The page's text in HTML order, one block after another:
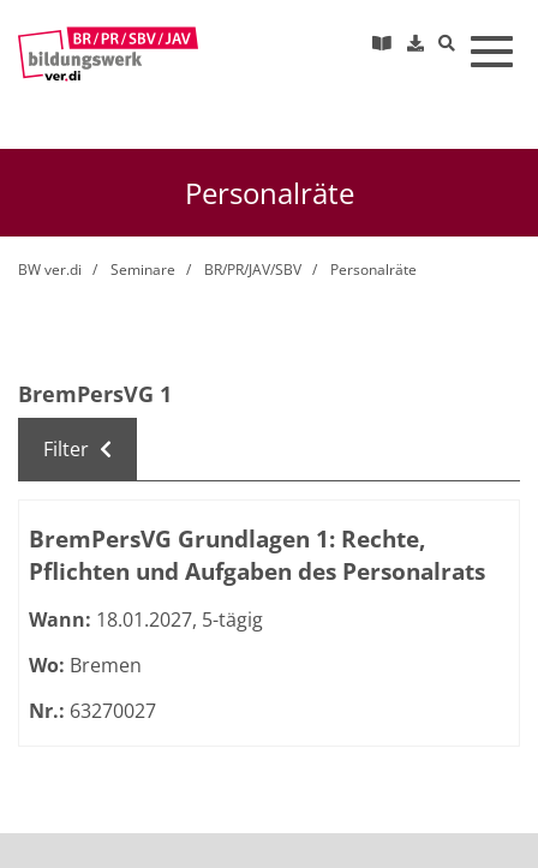
Personalräte
BW ver.di Seminare BR/PR/JAV/SBV Personalräte
BremPersVG 1
Filter
BremPersVG Grundlagen 1: Rechte,
Pflichten und Aufgaben des Personalrats
Wann: 18.01.2027, 5-tägig
Wo: Bremen
Nr.: 63270027